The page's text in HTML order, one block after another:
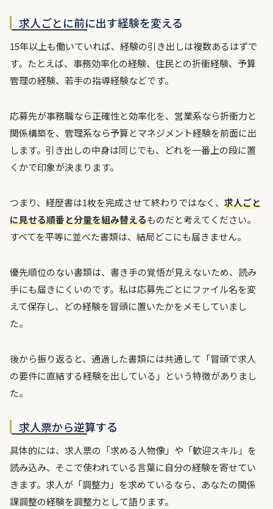
求人ごとに前に出す経験を変える
15年以上も働いていれば、経験の引き出しは複数あるはずで
す。たとえば、事務効率化の経験、住民との折衝経験、予算
管理の経験、若手の指導経験などです。
応募先が事務職なら正確性と効率化を、営業系なら折衝力と
関係構築を、管理系なら予算とマネジメント経験を前面に出
します。引き出しの中身は同じでも、どれを一番上の段に置
くかで印象が決まります。
つまり、経歴書は1枚を完成させて終わりではなく、 求人ごと
に見せる順番と分量を組み替えるものだと考えてください。
すべてを平等に並べた書類は、結局どこにも届きません。
優先順位のない書類は、書き手の覚悟が見えないため、読み
手にも届きにくいのです。私は応募先ごとにファイル名を変
えて保存し、どの経験を冒頭に置いたかをメモしていまし
た。
後から振り返ると、通過した書類には共通して「冒頭で求人
の要件に直結する経験を出している」という特徴がありまし
た。
求人票から逆算する
具体的には、求人票の「求める人物像」や「歓迎スキル」を
読み込み、そこで使われている言葉に自分の経験を寄せてい
きます。求人が「調整力」を求めているなら、あなたの関係
課調整の経験を調整力として語ります。